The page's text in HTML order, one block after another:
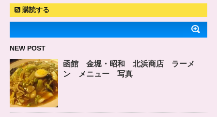
購読する
NEW POST
函館 金堀・昭和 北浜商店 ラーメ
ン メニュー 写真